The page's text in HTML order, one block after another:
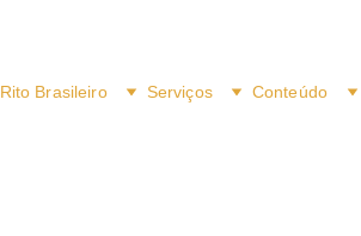
Rito Brasileiro Serviços Conteúdo